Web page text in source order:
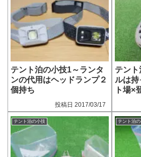
テント泊の小技1～ランタ
ンの代用はヘッドランプ２
個持ち
2017/03/17
テン
ルは
ト場×
テント泊の小技 テント泊